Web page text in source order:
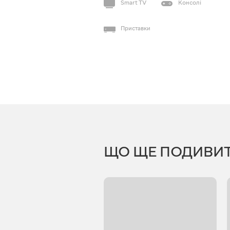
Smart TV Консолі
Приставки
ЩО ЩЕ